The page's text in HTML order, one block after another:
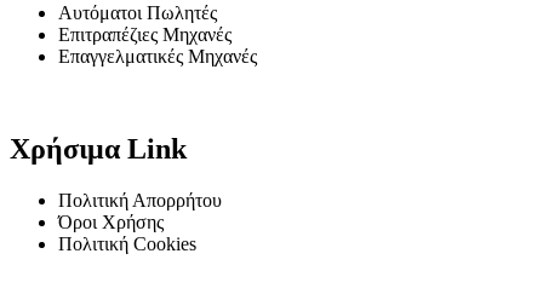
Αυτόματοι Πωλητές
Επιτραπέζιες Μηχανές
Επαγγελματικές Μηχανές
Χρήσιμα Link
Πολιτική Απορρήτου
Όροι Χρήσης
Πολιτική Cookies